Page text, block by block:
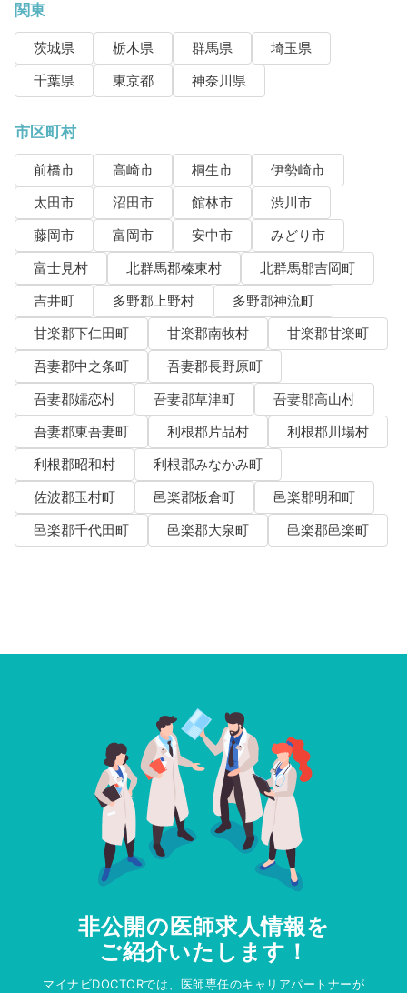
関東
茨城県 栃木県 群馬県
埼玉県
千葉県
東京都 神奈川県
市区町村
前橋市 高崎市 桐生市
伊勢崎市
太田市
沼田市 館林市
渋川市
藤岡市
富岡市 安中市
みどり市
富士見村
北群馬郡榛東村
北群馬郡吉岡町
吉井町
多野郡上野村
多野郡神流町
甘楽郡下仁田町
甘楽郡南牧村
甘楽郡甘楽町
吾妻郡中之条町
吾妻郡長野原町
吾妻郡嬬恋村
吾妻郡草津町
吾妻郡高山村
吾妻郡東吾妻町
利根郡片品村
利根郡川場村
利根郡昭和村
利根郡みなかみ町
佐波郡玉村町
邑楽郡板倉町
邑楽郡明和町
邑楽郡千代田町
邑楽郡大泉町 邑楽郡邑楽町
非公開の医師求人情報を
ご紹介いたします！
マイナビDOCTORでは、医師専任のキャリアパートナーが